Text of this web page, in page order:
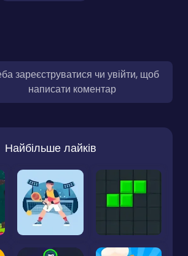
зареєструватися чи увійти, щоб
написати коментар
Найбільше лайків